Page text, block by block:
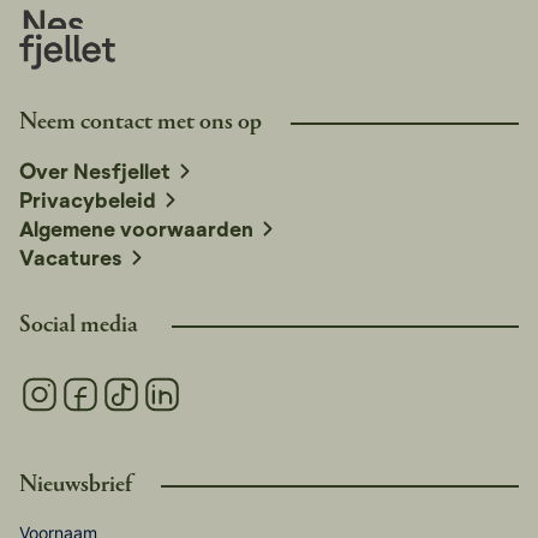
op nesfjellet.no te controleren voor actuele informatie.
Social media
Nieuwsbrief
Voornaam
Neem contact met ons op
Over Nesfjellet
Privacybeleid
Algemene voorwaarden
Vacatures